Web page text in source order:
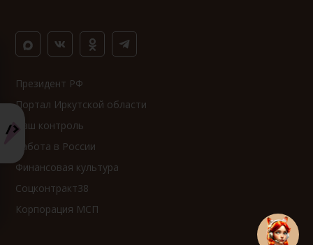
Президент РФ
Портал Иркутской области
Ваш контроль
Работа в России
Финансовая культура
Соцконтракт38
Корпорация МСП